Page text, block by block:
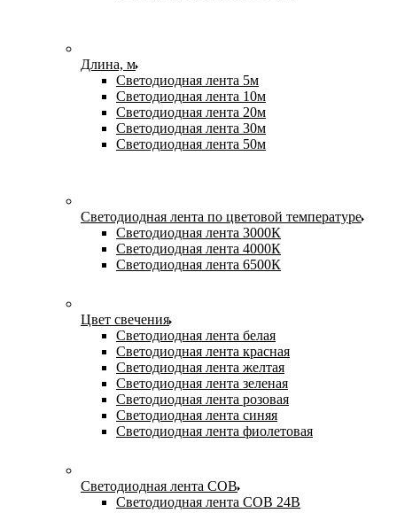
Длина, м
Светодиодная лента 5м
Светодиодная лента 10м
Светодиодная лента 20м
Светодиодная лента 30м
Светодиодная лента 50м
Светодиодная лента по цветовой температуре
Светодиодная лента 3000К
Светодиодная лента 4000К
Светодиодная лента 6500К
Цвет свечения
Светодиодная лента белая
Светодиодная лента красная
Светодиодная лента желтая
Светодиодная лента зеленая
Светодиодная лента розовая
Светодиодная лента синяя
Светодиодная лента фиолетовая
Светодиодная лента COB
Светодиодная лента COB 24В